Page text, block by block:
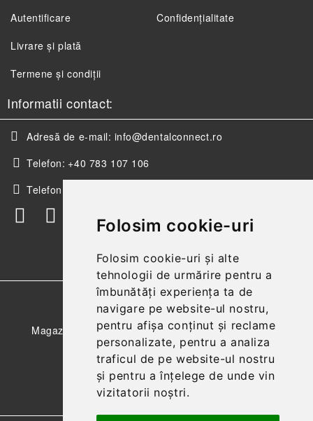
Folosim cookie-uri
Folosim cookie-uri și alte
tehnologii de urmărire pentru a
îmbunătăți experiența ta de
navigare pe website-ul nostru,
pentru afișa conținut și reclame
personalizate, pentru a analiza
traficul de pe website-ul nostru
și pentru a înțelege de unde vin
vizitatorii noștri.
Autentificare
Livrare și plată
Termene și condiții
Confidențialitate
Informatii contact:
Adresă de e-mail: info@dentalconnect.ro
Telefon: +40 783 107 106
Telefon:
Magazinul nostru respecta 100% prevederile GDPR.
Citeste politica de confidentialitate
Informatiile mele personale